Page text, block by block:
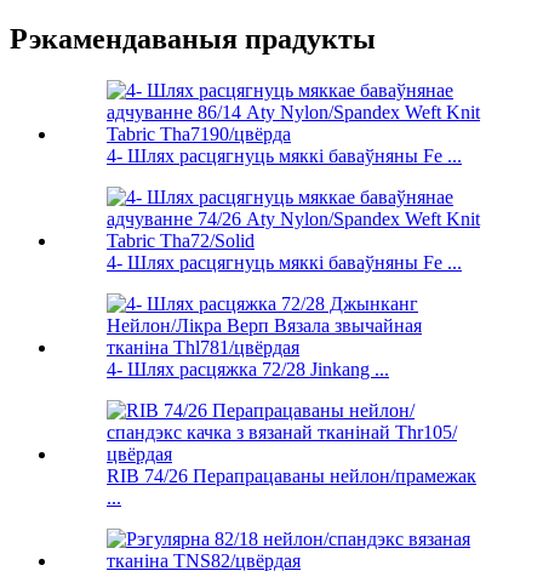
Рэкамендаваныя прадукты
4- Шлях расцягнуць мяккі баваўняны Fe ...
4- Шлях расцягнуць мяккі баваўняны Fe ...
4- Шлях расцяжка 72/28 Jinkang ...
RIB 74/26 Перапрацаваны нейлон/прамежак
...